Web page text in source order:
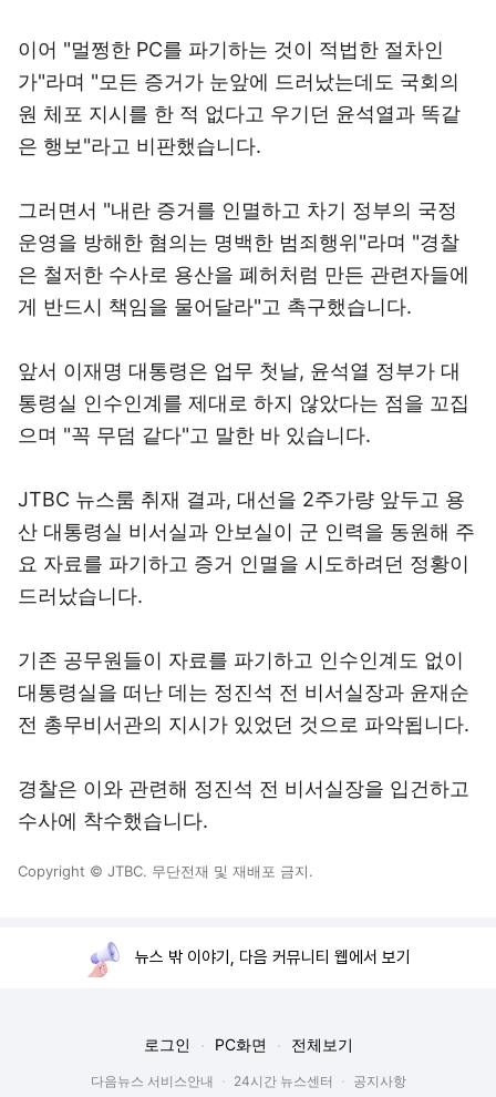
이어 "멀쩡한 PC를 파기하는 것이 적법한 절차인
가"라며 "모든 증거가 눈앞에 드러났는데도 국회의
원 체포 지시를 한 적 없다고 우기던 윤석열과 똑같
은 행보"라고 비판했습니다.
그러면서 "내란 증거를 인멸하고 차기 정부의 국정
운영을 방해한 혐의는 명백한 범죄행위"라며 "경찰
은 철저한 수사로 용산을 폐허처럼 만든 관련자들에
게 반드시 책임을 물어달라"고 촉구했습니다.
앞서 이재명 대통령은 업무 첫날, 윤석열 정부가 대
통령실 인수인계를 제대로 하지 않았다는 점을 꼬집
으며 "꼭 무덤 같다"고 말한 바 있습니다.
JTBC 뉴스룸 취재 결과, 대선을 2주가량 앞두고 용
산 대통령실 비서실과 안보실이 군 인력을 동원해 주
요 자료를 파기하고 증거 인멸을 시도하려던 정황이
드러났습니다.
기존 공무원들이 자료를 파기하고 인수인계도 없이
대통령실을 떠난 데는 정진석 전 비서실장과 윤재순
전 총무비서관의 지시가 있었던 것으로 파악됩니다.
경찰은 이와 관련해 정진석 전 비서실장을 입건하고
수사에 착수했습니다.
Copyright © JTBC. 무단전재 및 재배포 금지.
뉴스 밖 이야기, 다음 커뮤니티 웹에서 보기
로그인 PC화면 전체보기
다음뉴스 서비스안내 24시간 뉴스센터 공지사항